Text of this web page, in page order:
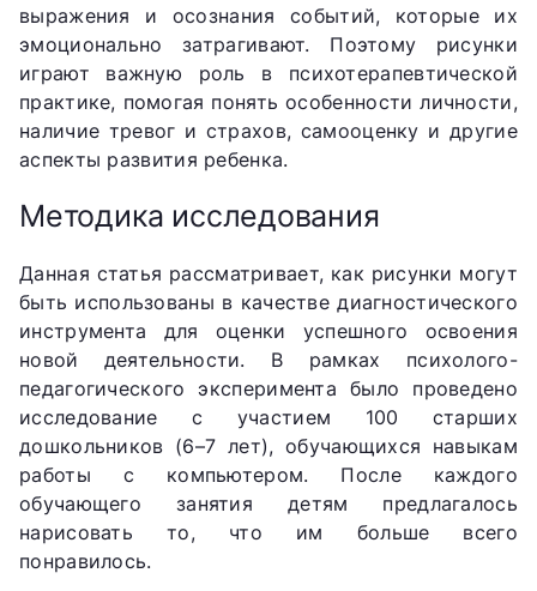
выражения и осознания событий, которые их
эмоционально затрагивают. Поэтому рисунки
играют важную роль в психотерапевтической
практике, помогая понять особенности личности,
наличие тревог и страхов, самооценку и другие
аспекты развития ребенка.
Методика исследования
Данная статья рассматривает, как рисунки могут
быть использованы в качестве диагностического
инструмента для оценки успешного освоения
новой деятельности. В рамках психолого-
педагогического эксперимента было проведено
исследование с участием 100 старших
дошкольников (6–7 лет), обучающихся навыкам
работы с компьютером. После каждого
обучающего занятия детям предлагалось
нарисовать то, что им больше всего
понравилось.